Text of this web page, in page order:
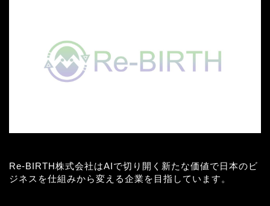
Re-BIRTH株式会社はAIで切り開く新たな価値で日本のビ
ジネスを仕組みから変える企業を目指しています。